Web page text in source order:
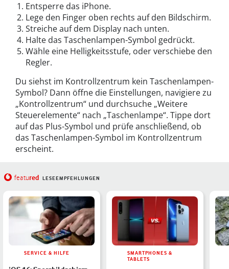
Entsperre das iPhone.
Lege den Finger oben rechts auf den Bildschirm.
Streiche auf dem Display nach unten.
Halte das Taschenlampen-Symbol gedrückt.
Wähle eine Helligkeitsstufe, oder verschiebe den
Regler.
Du siehst im Kontrollzentrum kein Taschenlampen-
Symbol? Dann öffne die Einstellungen, navigiere zu
„Kontrollzentrum“ und durchsuche „Weitere
Steuerelemente“ nach „Taschenlampe“. Tippe dort
auf das Plus-Symbol und prüfe anschließend, ob
das Taschenlampen-Symbol im Kontrollzentrum
erscheint.
featured LESEEMPFEHLUNGEN
SERVICE & HILFE
SMARTPHONES &
TABLETS